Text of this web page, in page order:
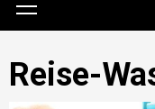
Menu
Reise-